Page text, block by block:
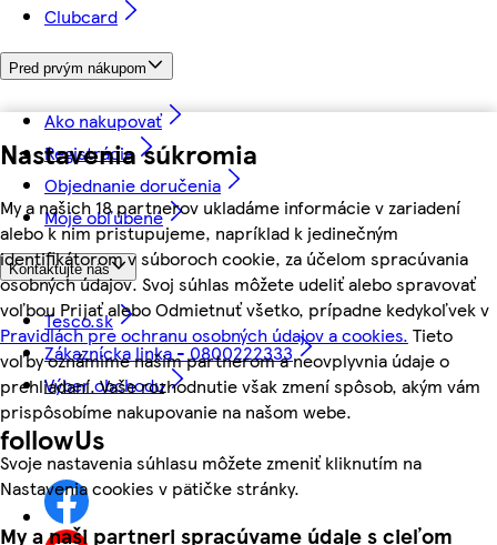
Nastavenia súkromia
My a našich 18 partnerov ukladáme informácie v zariadení
alebo k nim pristupujeme, napríklad k jedinečným
identifikátorom v súboroch cookie, za účelom spracúvania
osobných údajov. Svoj súhlas môžete udeliť alebo spravovať
voľbou Prijať alebo Odmietnuť všetko, prípadne kedykoľvek v
Pravidlách pre ochranu osobných údajov a cookies. Tieto
voľby oznámime našim partnerom a neovplyvnia údaje o
prehliadaní. Vaše rozhodnutie však zmení spôsob, akým vám
prispôsobíme nakupovanie na našom webe.
Svoje nastavenia súhlasu môžete zmeniť kliknutím na
Nastavenia cookies v pätičke stránky.
My a naši partneri spracúvame údaje s cieľom
Clubcard
Pred prvým nákupom
Ako nakupovať
Registrácia
Objednanie doručenia
Moje obľúbené
Kontaktujte nás
Tesco.sk
Zákaznícka linka - 0800222333
Výber obchodu
followUs